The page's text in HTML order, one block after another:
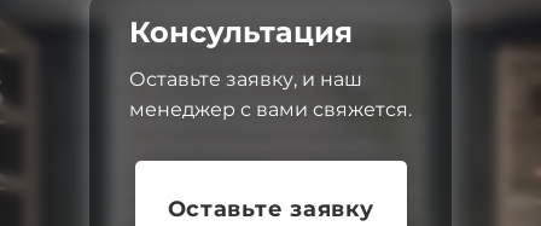
Консультация
Оставьте заявку
Оставьте заявку, и наш
менеджер с вами свяжется.